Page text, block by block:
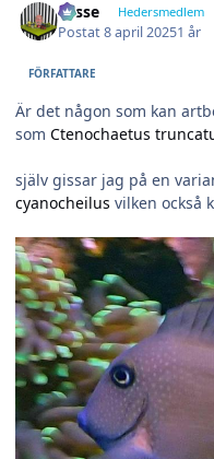
Lasse Hedersmedlem
Postat8 april 20251 år
FÖRFATTARE
Är det någon som kan
som Ctenochaetus
själv gissar jag på en
cyanocheilus vilken också